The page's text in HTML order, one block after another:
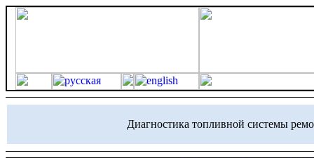
Диагностика топливной системы